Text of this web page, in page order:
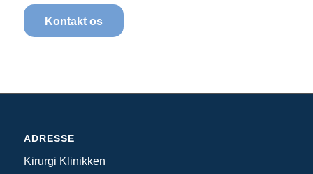
Kontakt os
ADRESSE
Kirurgi Klinikken